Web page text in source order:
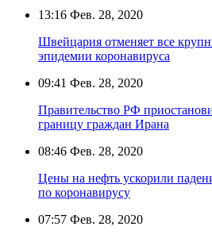
13:16 Фев. 28, 2020
Швейцария отменяет все
эпидемии коронавируса
09:41 Фев. 28, 2020
Правительство РФ
границу граждан Ирана
08:46 Фев. 28, 2020
Цены на нефть ускорили
по коронавирусу
07:57 Фев. 28, 2020